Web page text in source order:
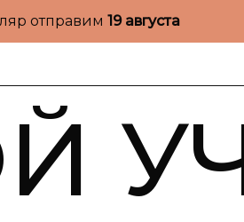
отправим 19 августа